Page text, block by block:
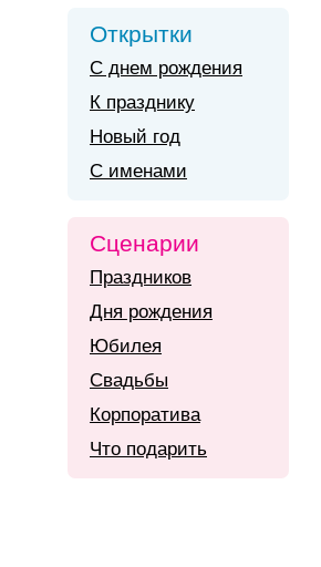
Открытки
С днем рождения
К празднику
Новый год
С именами
Сценарии
Праздников
Дня рождения
Юбилея
Свадьбы
Корпоратива
Что подарить